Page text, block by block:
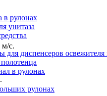
в рулонах
унитаза
диспенсеров освежителя
в рулонах
рулонах
м/с.